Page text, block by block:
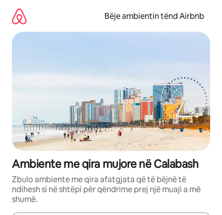
përmbajtja
Bëje ambientin tënd Airbnb
Ambiente me qira mujore në Calabash
Zbulo ambiente me qira afatgjata që të bëjnë të
ndihesh si në shtëpi për qëndrime prej një muaji a më
shumë.